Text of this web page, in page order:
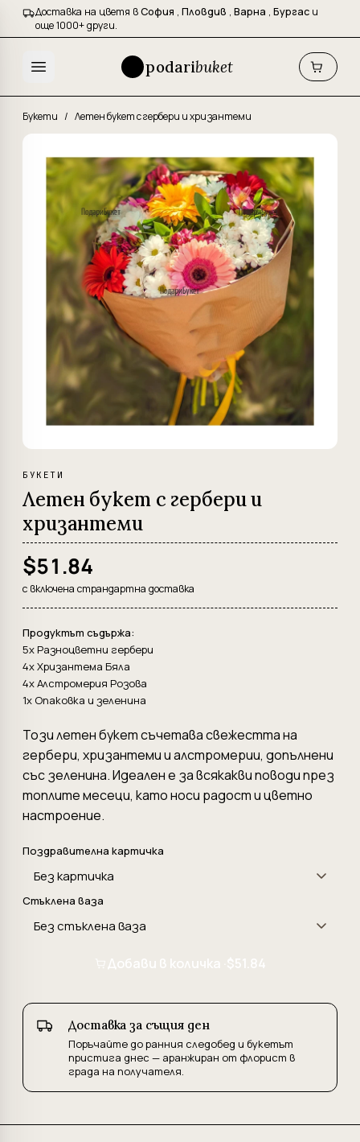
Доставка на цветя вСофия , Пловдив , Варна , Бургас и
още 1000+ други.
podaribuket
Букети / Летен букет с гербери и хризантеми
БУКЕТИ
Летен букет с гербери и
хризантеми
$51.84
с включена страндартна доставка
Продуктът съдържа:
5x Разноцветни гербери
4x Хризантема Бяла
4x Алстромерия Розова
1x Опаковка и зеленина
Този летен букет съчетава свежестта на
гербери, хризантеми и алстромерии, допълнени
със зеленина. Идеален е за всякакви поводи през
топлите месеци, като носи радост и цветно
настроение.
Поздравителна картичка
Стъклена ваза
Добави в количка · $51.84
Доставка за същия ден
Поръчайте до ранния следобед и букетът
пристига днес — аранжиран от флорист в
града на получателя.